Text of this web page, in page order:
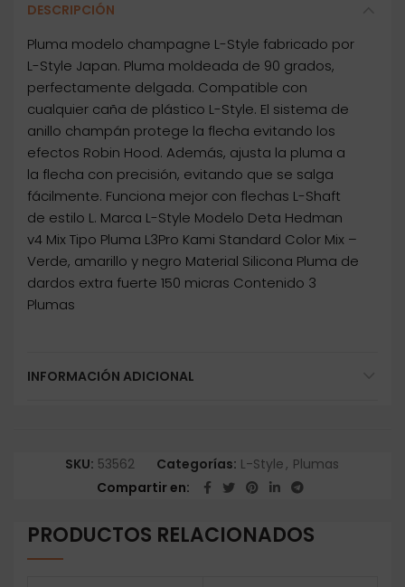
DESCRIPCIÓN
Pluma modelo champagne L-Style fabricado por
L-Style Japan. Pluma moldeada de 90 grados,
perfectamente delgada. Compatible con
cualquier caña de plástico L-Style. El sistema de
anillo champán protege la flecha evitando los
efectos Robin Hood. Además, ajusta la pluma a
la flecha con precisión, evitando que se salga
fácilmente. Funciona mejor con flechas L-Shaft
de estilo L. Marca L-Style Modelo Deta Hedman
v4 Mix Tipo Pluma L3Pro Kami Standard Color Mix –
Verde, amarillo y negro Material Silicona Pluma de
dardos extra fuerte 150 micras Contenido 3
Plumas
INFORMACIÓN ADICIONAL
SKU: 53562 Categorías: L-Style, Plumas
Compartir en
PRODUCTOS RELACIONADOS